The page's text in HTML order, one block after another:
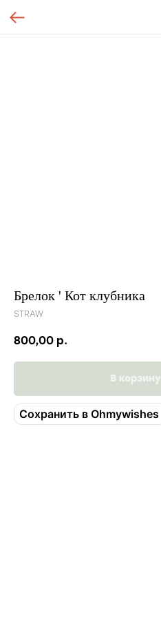
Брелок ' Кот клубника
STRAW
800,00 р.
В корзину
Сохранить в Ohmywishes